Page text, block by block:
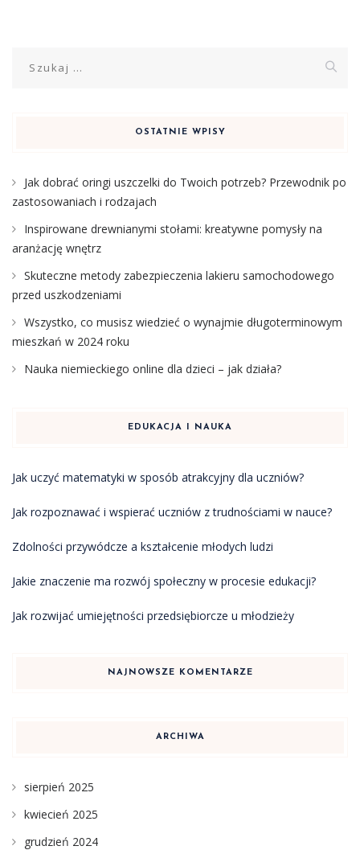
OSTATNIE WPISY
Jak dobrać oringi uszczelki do Twoich potrzeb? Przewodnik po
zastosowaniach i rodzajach
Inspirowane drewnianymi stołami: kreatywne pomysły na
aranżację wnętrz
Skuteczne metody zabezpieczenia lakieru samochodowego
przed uszkodzeniami
Wszystko, co musisz wiedzieć o wynajmie długoterminowym
mieszkań w 2024 roku
Nauka niemieckiego online dla dzieci – jak działa?
EDUKACJA I NAUKA
Jak uczyć matematyki w sposób atrakcyjny dla uczniów?
Jak rozpoznawać i wspierać uczniów z trudnościami w nauce?
Zdolności przywódcze a kształcenie młodych ludzi
Jakie znaczenie ma rozwój społeczny w procesie edukacji?
Jak rozwijać umiejętności przedsiębiorcze u młodzieży
NAJNOWSZE KOMENTARZE
ARCHIWA
sierpień 2025
kwiecień 2025
grudzień 2024